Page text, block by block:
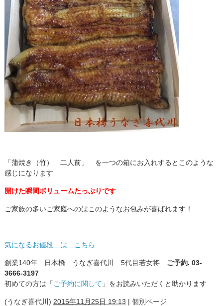
「蒲焼き（竹） 二人前」 を一つの箱にお入れするとこのような
感じになります
開けた瞬間ボリュームたっぷりです
ご家族の多いご家庭へのはこのようなお包みが喜ばれます！
気になるお値段 は こちら
創業140年 日本橋 うなぎ喜代川 5代目若女将 ご予約. 03-
3666-3197
初めての方は「 ご予約に関して 」をお読みいただくと助かります
(うなぎ喜代川 ) 2015年11月25日 19:13 | 個別ページ